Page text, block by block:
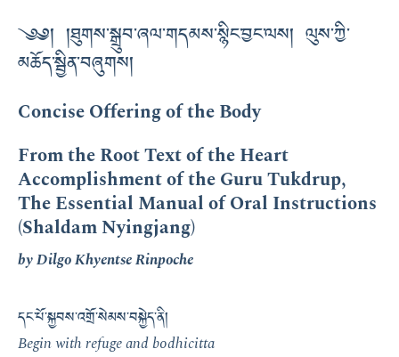
༄༅། །ཐུགས་སྒྲུབ་ཞལ་གདམས་སྙིང་བྱང་ལས། ལུས་ཀྱི་
མཆོད་སྦྱིན་བཞུགས།
Concise Offering of the Body
From the Root Text of the Heart
Accomplishment of the Guru Tukdrup,
The Essential Manual of Oral Instructions
(Shaldam Nyingjang)
by Dilgo Khyentse Rinpoche
དང་པོ་སྐྱབས་འགྲོ་སེམས་བསྐྱེད་ནི།
Begin with refuge and bodhicitta